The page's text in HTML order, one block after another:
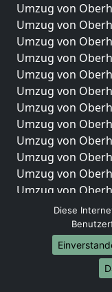
Umzug von
Umzug von
Umzug von
Umzug von
Umzug von
Umzug von
Umzug von
Umzug von
Umzug von
Umzug von
Umzug von
Umzug von
Umzug von
Umzug von
Umzug von
Umzug von
Umzug von
Diese